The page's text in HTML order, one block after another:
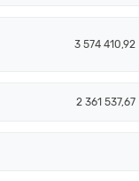
3 574 410,92
2 361 537,67